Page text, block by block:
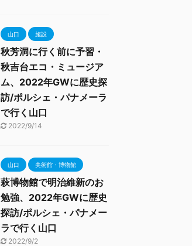
山口 施設
秋芳洞に行く前に予習・
秋吉台エコ・ミュージア
ム、2022年GWに歴史探
訪/ポルシェ・パナメーラ
で行く山口
2022/9/14
山口 美術館・博物館
萩博物館で明治維新のお
勉強、2022年GWに歴史
探訪/ポルシェ・パナメー
ラで行く山口
2022/9/2